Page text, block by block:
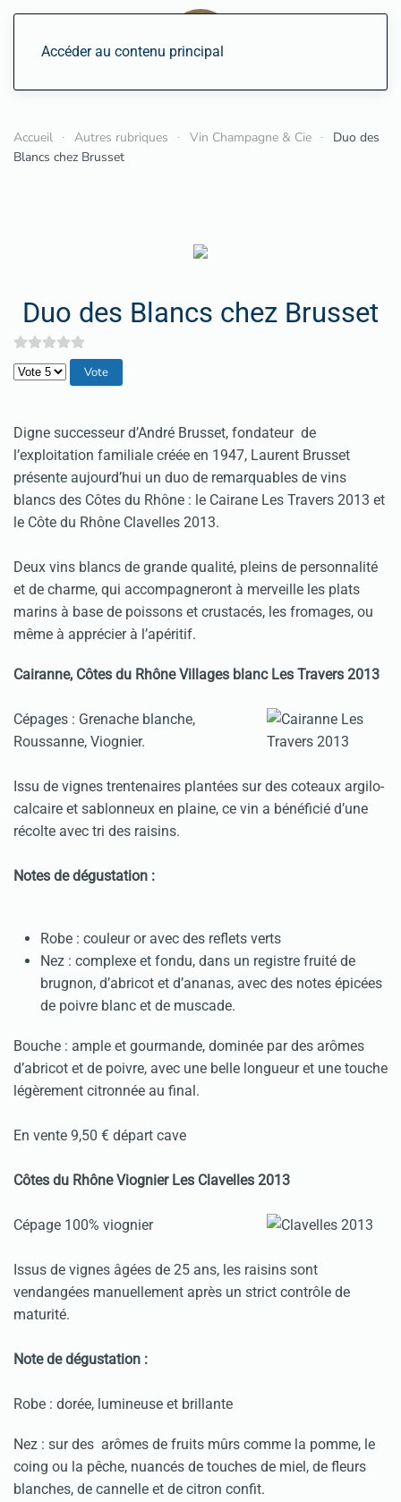
Accéder au contenu principal
Accueil Autres rubriques Vin Champagne & Cie
Duo des
Blancs chez Brusset
Duo des Blancs chez Brusset
Veuillez voter
Digne successeur d’André Brusset, fondateur de
l’exploitation familiale créée en 1947, Laurent Brusset
présente aujourd’hui un duo de remarquables de vins
blancs des Côtes du Rhône : le Cairane Les Travers 2013 et
le Côte du Rhône Clavelles 2013.
Deux vins blancs de grande qualité, pleins de personnalité
et de charme, qui accompagneront à merveille les plats
marins à base de poissons et crustacés, les fromages, ou
même à apprécier à l’apéritif.
Cairanne, Côtes du Rhône Villages blanc Les Travers 2013
Cépages : Grenache blanche,
Roussanne, Viognier.
Issu de vignes trentenaires plantées sur des coteaux argilo-
calcaire et sablonneux en plaine, ce vin a bénéficié d’une
récolte avec tri des raisins.
Notes de dégustation :
Robe : couleur or avec des reflets verts
Nez : complexe et fondu, dans un registre fruité de
brugnon, d’abricot et d’ananas, avec des notes épicées
de poivre blanc et de muscade.
Bouche : ample et gourmande, dominée par des arômes
d’abricot et de poivre, avec une belle longueur et une touche
légèrement citronnée au final.
En vente 9,50 € départ cave
Côtes du Rhône Viognier Les Clavelles 2013
Cépage 100% viognier
Issus de vignes âgées de 25 ans, les raisins sont
vendangées manuellement après un strict contrôle de
maturité.
Note de dégustation :
Robe : dorée, lumineuse et brillante
Nez : sur des arômes de fruits mûrs comme la pomme, le
coing ou la pêche, nuancés de touches de miel, de fleurs
blanches, de cannelle et de citron confit.